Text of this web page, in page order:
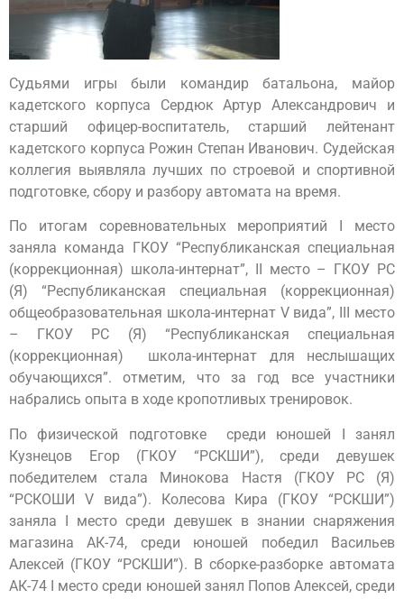
Судьями игры были командир батальона, майор
кадетского корпуса Сердюк Артур Александрович и
старший офицер-воспитатель, старший лейтенант
кадетского корпуса Рожин Степан Иванович. Судейская
коллегия выявляла лучших по строевой и спортивной
подготовке, сбору и разбору автомата на время.
По итогам соревновательных мероприятий I место
заняла команда ГКОУ “Республиканская специальная
(коррекционная) школа-интернат”, II место – ГКОУ РС
(Я) “Республиканская специальная (коррекционная)
общеобразовательная школа-интернат V вида”, III место
– ГКОУ РС (Я) “Республиканская специальная
(коррекционная) школа-интернат для неслышащих
обучающихся”. отметим, что за год все участники
набрались опыта в ходе кропотливых тренировок.
По физической подготовке среди юношей I занял
Кузнецов Егор (ГКОУ “РСКШИ”), среди девушек
победителем стала Минокова Настя (ГКОУ РС (Я)
“РСКОШИ V вида”). Колесова Кира (ГКОУ “РСКШИ”)
заняла I место среди девушек в знании снаряжения
магазина АК-74, среди юношей победил Васильев
Алексей (ГКОУ “РСКШИ”). В сборке-разборке автомата
АК-74 I место среди юношей занял Попов Алексей, среди